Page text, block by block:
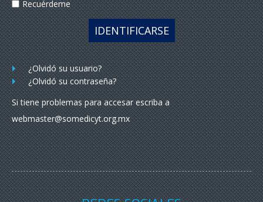
Recuérdeme
IDENTIFICARSE
¿Olvidó su usuario?
¿Olvidó su contraseña?
Si tiene problemas para accesar escriba a
webmaster@somedicyt.org.mx